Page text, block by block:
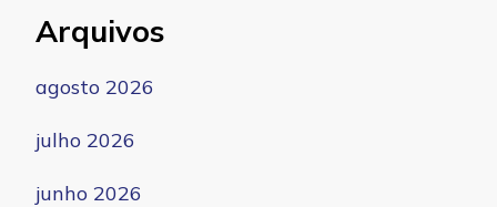
Arquivos
agosto 2026
julho 2026
junho 2026